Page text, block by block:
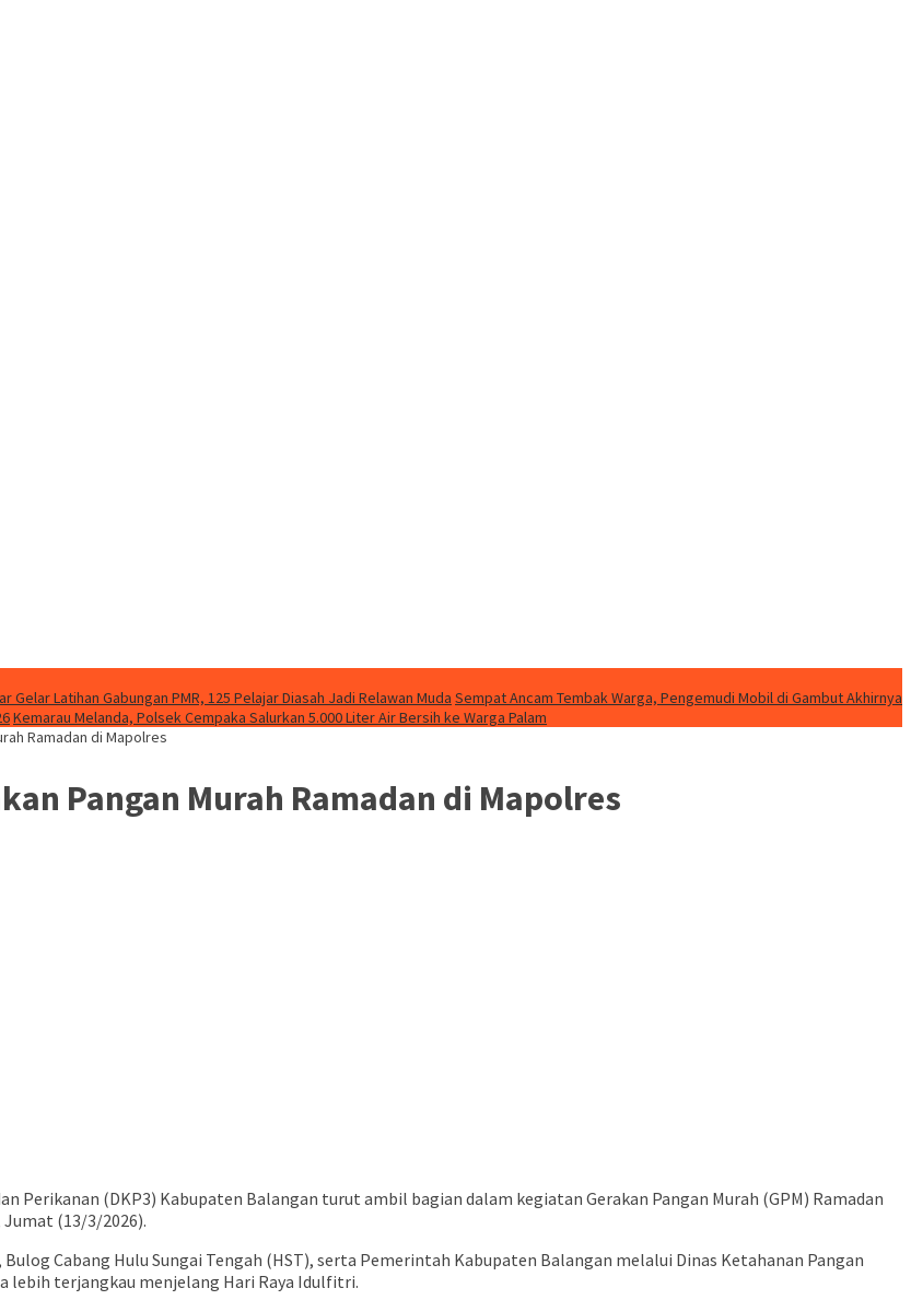
Gelar Latihan Gabungan PMR, 125 Pelajar Diasah Jadi Relawan Muda Sempat Ancam Tembak Warga, Pengemudi Mobil di Gambut Akhirnya
Kemarau Melanda, Polsek Cempaka Salurkan 5.000 Liter Air Bersih ke Warga Palam
Ramadan di Mapolres
Pangan Murah Ramadan di Mapolres
Perikanan (DKP3) Kabupaten Balangan turut ambil bagian dalam kegiatan Gerakan Pangan Murah (GPM) Ramadan
(13/3/2026).
Cabang Hulu Sungai Tengah (HST), serta Pemerintah Kabupaten Balangan melalui Dinas Ketahanan Pangan
lebih terjangkau menjelang Hari Raya Idulfitri.